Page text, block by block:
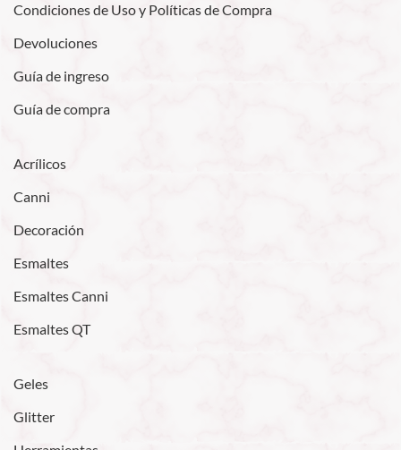
Condiciones de Uso y Políticas de Compra
Devoluciones
Guía de ingreso
Guía de compra
Acrílicos
Canni
Decoración
Esmaltes
Esmaltes Canni
Esmaltes QT
Geles
Glitter